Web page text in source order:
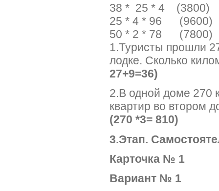
38 * 25 * 4
25 * 4 * 96
50 * 2 * 78 (7800)
1.Туристы прошли
лодке. Сколько
27+9=36)
2.В одной доме 270
квартир во втором
(270 *3= 810)
3.Этап.
Карточка
Вариант